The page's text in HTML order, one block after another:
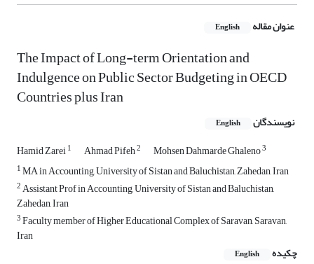
عنوان مقاله English
The Impact of Long-term Orientation and
Indulgence on Public Sector Budgeting in OECD
Countries plus Iran
نویسندگان English
Hamid Zarei1 Ahmad Pifeh2 Mohsen Dahmarde Ghaleno3
1MA in Accounting, University of Sistan and Baluchistan, Zahedan, Iran
2Assistant Prof in Accounting, University of Sistan and Baluchistan,
Zahedan, Iran
3Faculty member of Higher Educational Complex of Saravan, Saravan,
Iran
چکیده
English